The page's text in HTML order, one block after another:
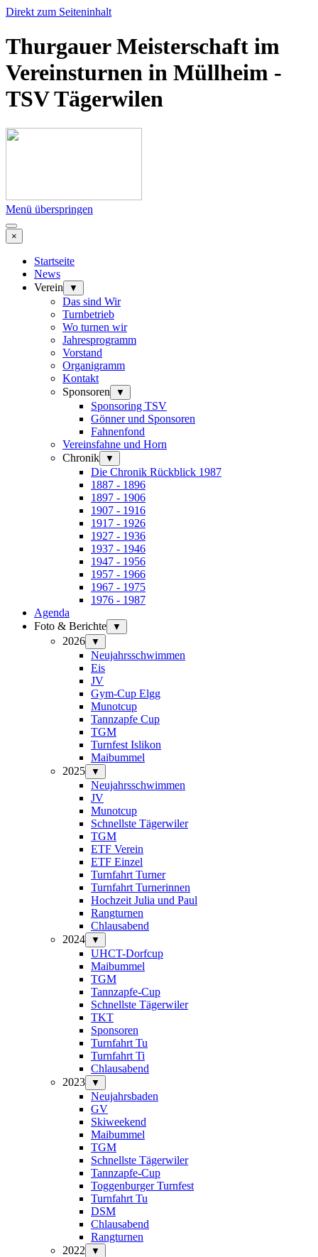
Direkt zum Seiteninhalt
Thurgauer Meisterschaft im
Vereinsturnen in Müllheim -
TSV Tägerwilen
Menü überspringen
×
Startseite
News
Verein
▼
Das sind Wir
Turnbetrieb
Wo turnen wir
Jahresprogramm
Vorstand
Organigramm
Kontakt
Sponsoren
▼
Sponsoring TSV
Gönner und Sponsoren
Fahnenfond
Vereinsfahne und Horn
Chronik
▼
Die Chronik Rückblick 1987
1887 - 1896
1897 - 1906
1907 - 1916
1917 - 1926
1927 - 1936
1937 - 1946
1947 - 1956
1957 - 1966
1967 - 1975
1976 - 1987
Agenda
Foto & Berichte
▼
2026 ▼
Neujahrsschwimmen
Eis
JV
Gym-Cup Elgg
Munotcup
Tannzapfe Cup
TGM
Turnfest Islikon
Maibummel
2025
▼
Neujahrsschwimmen
JV
Munotcup
Schnellste Tägerwiler
TGM
ETF Verein
ETF Einzel
Turnfahrt Turner
Turnfahrt Turnerinnen
Hochzeit Julia und Paul
Rangturnen
Chlausabend
2024
▼
UHCT-Dorfcup
Maibummel
TGM
Tannzapfe-Cup
Schnellste Tägerwiler
TKT
Sponsoren
Turnfahrt Tu
Turnfahrt Ti
Chlausabend
2023
▼
Neujahrsbaden
GV
Skiweekend
Maibummel
TGM
Schnellste Tägerwiler
Tannzapfe-Cup
Toggenburger Turnfest
Turnfahrt Tu
DSM
Chlausabend
Rangturnen
2022
▼